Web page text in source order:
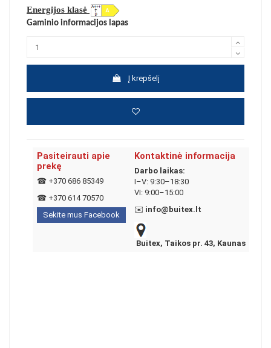
Energijos klasė
Gaminio informacijos lapas
Į krepšelį
Pasiteirauti apie
prekę
☎ +370 686 85349
☎ +370 614 70570
Sekite mus Facebook
Kontaktinė informacija
Darbo laikas:
I–V: 9:30–18:30
VI: 9:00–15:00
✉️ info@buitex.lt
Buitex, Taikos pr. 43, Kaunas